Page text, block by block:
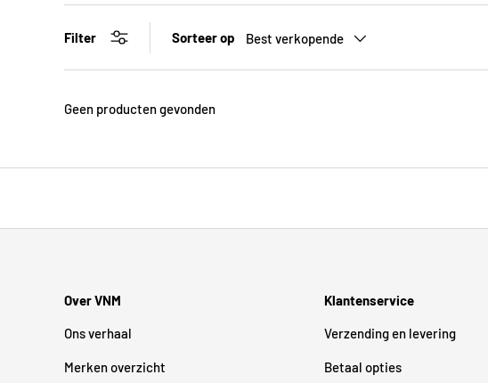
Filter Sorteer op Best verkopende
Geen producten gevonden
Over VNM
Ons verhaal
Merken overzicht
Klantenservice
Verzending en levering
Betaal opties